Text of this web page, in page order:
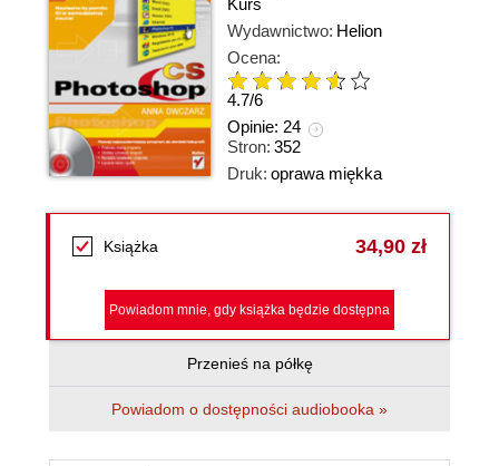
Kurs
Wydawnictwo: Helion
Ocena:
4.7/6
Opinie: 24
Stron: 352
Druk: oprawa miękka
Książka 34,90 zł
Powiadom mnie, gdy książka będzie dostępna
Przenieś na półkę
Powiadom o dostępności audiobooka »